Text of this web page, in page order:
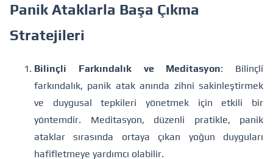
Panik Ataklarla Başa Çıkma
Stratejileri
Bilinçli Farkındalık ve Meditasyon: Bilinçli
farkındalık, panik atak anında zihni sakinleştirmek
ve duygusal tepkileri yönetmek için etkili bir
yöntemdir. Meditasyon, düzenli pratikle, panik
ataklar sırasında ortaya çıkan yoğun duyguları
hafifletmeye yardımcı olabilir.